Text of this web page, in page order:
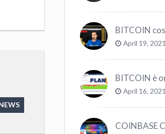
April 19, 2021
April 16, 2021